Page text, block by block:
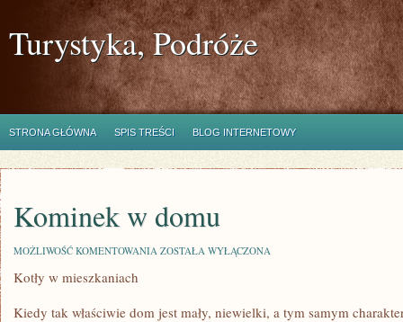
Turystyka, Podróże
STRONA GŁÓWNA SPIS TREŚCI BLOG INTERNETOWY
Kominek w domu
MOŻLIWOŚĆ KOMENTOWANIA KOMINEK
ZOSTAŁA WYŁĄCZONA
Kotły w mieszkaniach
Kiedy tak właściwie dom jest mały, niewielki, a tym samym